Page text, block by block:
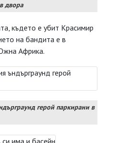
двора
където е убит Красимир
на бандита е в
Африка.
герой паркирани в